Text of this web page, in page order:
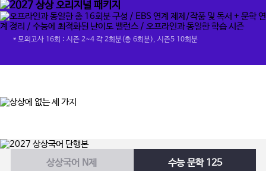
* 모의고사 16회 : 시즌 2~4 각 2회분(총 6회분), 시즌5 10회분
상상국어 N제 수능 문학 125